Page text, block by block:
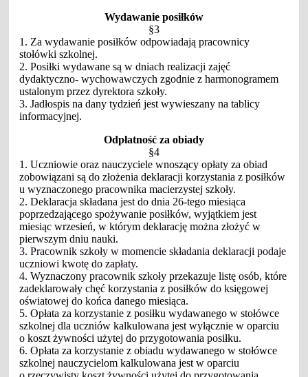
Wydawanie posiłków
§3
1. Za wydawanie posiłków odpowiadają pracownicy
stołówki szkolnej.
2. Posiłki wydawane są w dniach realizacji zajęć
dydaktyczno- wychowawczych zgodnie z harmonogramem
ustalonym przez dyrektora szkoły.
3. Jadłospis na dany tydzień jest wywieszany na tablicy
informacyjnej.
Odpłatność za obiady
§4
1. Uczniowie oraz nauczyciele wnoszący opłaty za obiad
zobowiązani są do złożenia deklaracji korzystania z posiłków
u wyznaczonego pracownika macierzystej szkoły.
2. Deklaracja składana jest do dnia 26-tego miesiąca
poprzedzającego spożywanie posiłków, wyjątkiem jest
miesiąc wrzesień, w którym deklarację można złożyć w
pierwszym dniu nauki.
3. Pracownik szkoły w momencie składania deklaracji podaje
uczniowi kwotę do zapłaty.
4. Wyznaczony pracownik szkoły przekazuje listę osób, które
zadeklarowały chęć korzystania z posiłków do księgowej
oświatowej do końca danego miesiąca.
5. Opłata za korzystanie z posiłku wydawanego w stołówce
szkolnej dla uczniów kalkulowana jest wyłącznie w oparciu
o koszt żywności użytej do przygotowania posiłku.
6. Opłata za korzystanie z obiadu wydawanego w stołówce
szkolnej nauczycielom kalkulowana jest w oparciu